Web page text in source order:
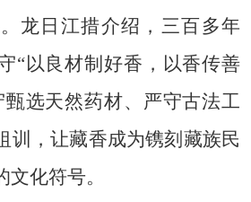
龙日江措介绍，三百多年
“以良材制好香，以香传善
选天然药材、严守古法工
训，让藏香成为镌刻藏族民
化符号。